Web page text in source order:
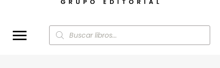
Búsqueda
de
productos